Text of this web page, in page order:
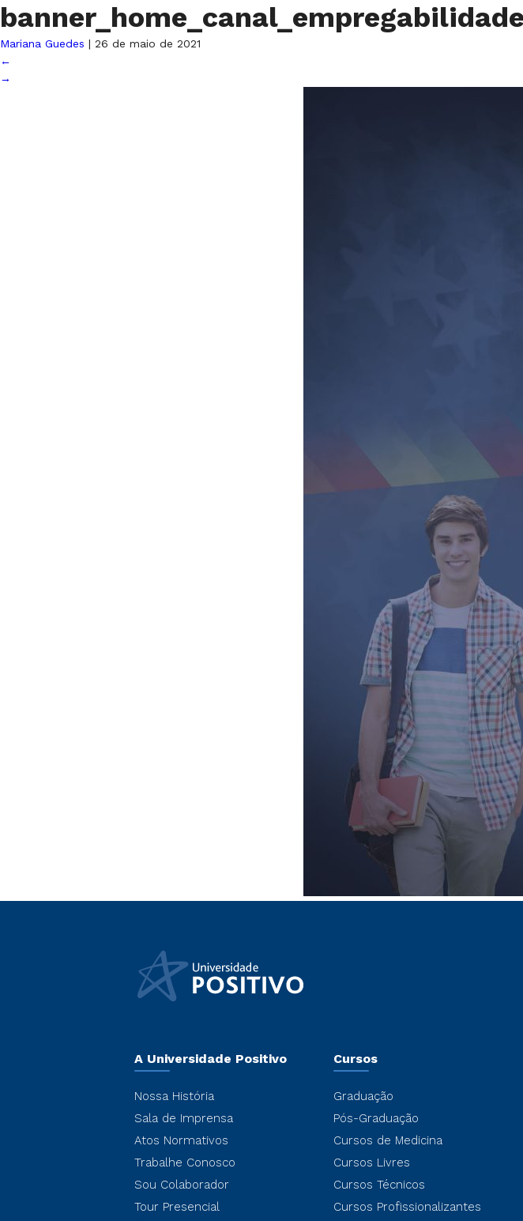
Mariana Guedes | 26 de maio de 2021
←
→
A Universidade Positivo
Nossa História
Sala de Imprensa
Atos Normativos
Trabalhe Conosco
Sou Colaborador
Tour Presencial
Cursos
Graduação
Pós-Graduação
Cursos de Medicina
Cursos Livres
Cursos Técnicos
Cursos Profissionalizantes